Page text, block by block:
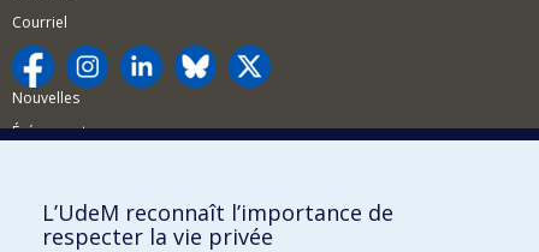
Courriel
Nouvelles
Événements
BESOIN D'AIDE?
L’UdeM reconnaît l’importance de
respecter la vie privée